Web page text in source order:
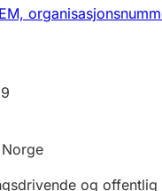
Norge
og offentlig